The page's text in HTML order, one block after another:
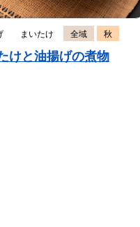
まいたけ 全域 秋
けと油揚げの煮物